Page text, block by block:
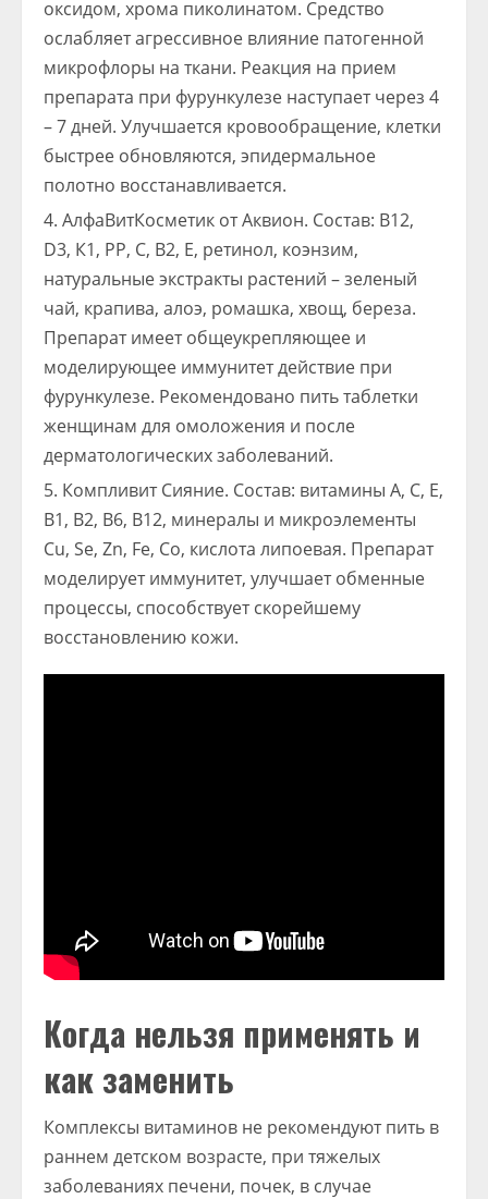
оксидом, хрома пиколинатом. Средство
ослабляет агрессивное влияние патогенной
микрофлоры на ткани. Реакция на прием
препарата при фурункулезе наступает через 4
– 7 дней. Улучшается кровообращение, клетки
быстрее обновляются, эпидермальное
полотно восстанавливается.
АлфаВитКосметик от Аквион. Состав: В12,
D3, К1, РР, С, В2, Е, ретинол, коэнзим,
натуральные экстракты растений – зеленый
чай, крапива, алоэ, ромашка, хвощ, береза.
Препарат имеет общеукрепляющее и
моделирующее иммунитет действие при
фурункулезе. Рекомендовано пить таблетки
женщинам для омоложения и после
дерматологических заболеваний.
Компливит Сияние. Состав: витамины А, С, Е,
В1, В2, В6, В12, минералы и микроэлементы
Cu, Se, Zn, Fe, Co, кислота липоевая. Препарат
моделирует иммунитет, улучшает обменные
процессы, способствует скорейшему
восстановлению кожи.
Когда нельзя применять и
как заменить
Комплексы витаминов не рекомендуют пить в
раннем детском возрасте, при тяжелых
заболеваниях печени, почек, в случае